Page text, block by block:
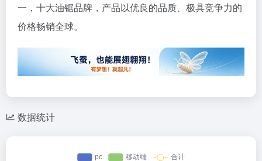
一，十大油锯品牌，产品以优良的品质、极具竞争力的
价格畅销全球。
数据统计